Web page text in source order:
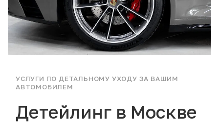
УСЛУГИ ПО ДЕТАЛЬНОМУ УХОДУ ЗА ВАШИМ
АВТОМОБИЛЕМ
Детейлинг в Москве